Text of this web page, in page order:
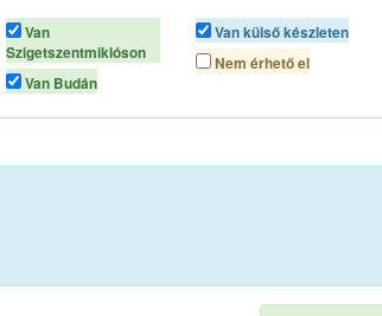
Van
Szigetszentmiklóson
Van Budán
Van külső készleten
Nem érhető el